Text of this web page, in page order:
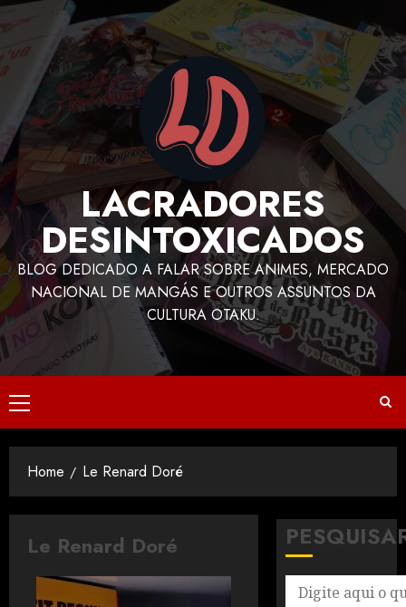
LACRADORES
DESINTOXICADOS
BLOG DEDICADO A FALAR SOBRE ANIMES, MERCADO
NACIONAL DE MANGÁS E OUTROS ASSUNTOS DA
CULTURA OTAKU.
Home Le Renard Doré
Le Renard Doré